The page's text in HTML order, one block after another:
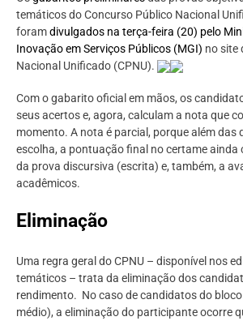
temáticos do Concurso Público Nacional
foramdivulgados na terça-feira (20) pelo
Inovação em Serviços Públicos (MGI) no site
Nacional Unificado (CPNU).
Com o gabarito oficial em mãos, os
seus acertos e, agora, calculam a nota que
momento. A nota é parcial, porque além das
escolha, a pontuação final no certame ainda
da prova discursiva (escrita) e, também, a
acadêmicos.
Eliminação
Uma regra geral do CPNU – disponível nos
temáticos – trata da eliminação dos
rendimento. No caso de candidatos do
médio), a eliminação do participante ocorre